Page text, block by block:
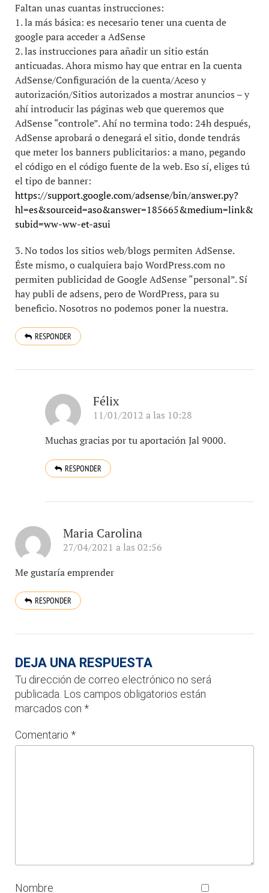
Faltan unas cuantas instrucciones:
1. la más básica: es necesario tener una cuenta de
google para acceder a AdSense
2. las instrucciones para añadir un sitio están
anticuadas. Ahora mismo hay que entrar en la cuenta
AdSense/Configuración de la cuenta/Aceso y
autorización/Sitios autorizados a mostrar anuncios – y
ahí introducir las páginas web que queremos que
AdSense “controle”. Ahí no termina todo: 24h después,
AdSense aprobará o denegará el sitio, donde tendrás
que meter los banners publicitarios: a mano, pegando
el código en el código fuente de la web. Eso sí, eliges tú
el tipo de banner:
https://support.google.com/adsense/bin/answer.py?
hl=es&sourceid=aso&answer=185665&medium=link&
subid=ww-ww-et-asui
3. No todos los sitios web/blogs permiten AdSense.
Éste mismo, o cualquiera bajo WordPress.com no
permiten publicidad de Google AdSense “personal”. Sí
hay publi de adsens, pero de WordPress, para su
beneficio. Nosotros no podemos poner la nuestra.
RESPONDER
Félix
11/01/2012 a las 10:28
Muchas gracias por tu aportación Jal 9000.
RESPONDER
Maria Carolina
27/04/2021 a las 02:56
Me gustaría emprender
RESPONDER
DEJA UNA RESPUESTA
Tu dirección de correo electrónico no será
publicada. Los campos obligatorios están
marcados con *
Comentario *
Nombre